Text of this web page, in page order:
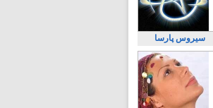
سیروس پارسا